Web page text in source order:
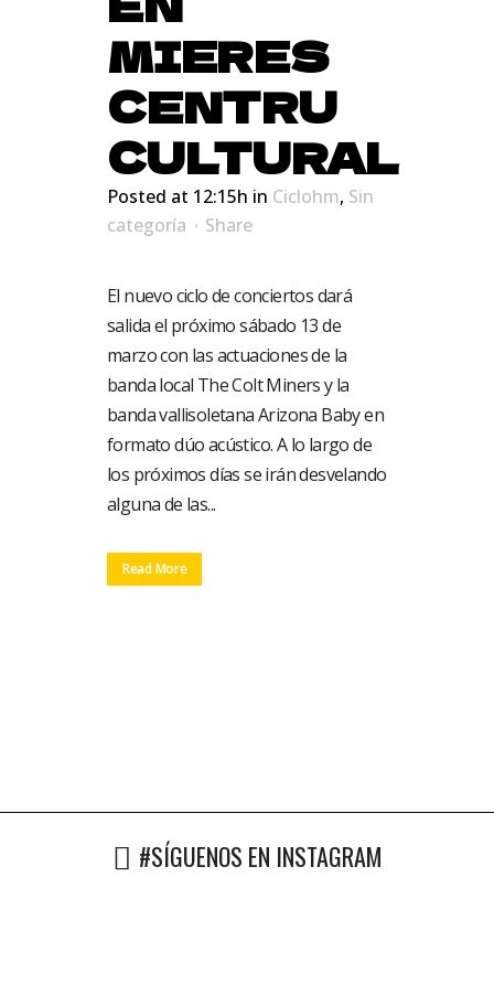
MIERES
CENTRU
CULTURAL
Posted at 12:15h in Ciclohm, Sin
categoría
Share
El nuevo ciclo de conciertos dará
salida el próximo sábado 13 de
marzo con las actuaciones de la
banda local The Colt Miners y la
banda vallisoletana Arizona Baby en
formato dúo acústico. A lo largo de
los próximos días se irán desvelando
alguna de las...
Read More
#SÍGUENOS EN INSTAGRAM